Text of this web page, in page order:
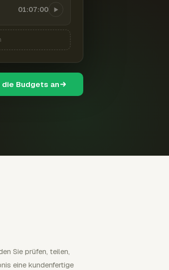
01:07:00
Budgets an
Sie prüfen, teilen,
eine kundenfertige